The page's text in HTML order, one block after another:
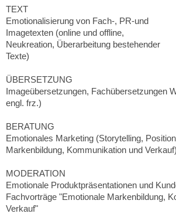
TEXT
Emotionalisierung von Fach-, PR-und
Imagetexten (online und offline,
Neukreation, Überarbeitung bestehender
Texte)
ÜBERSETZUNG
Imageübersetzungen, Fachübersetzungen
engl. frz.)
BERATUNG
Emotionales Marketing (Storytelling,
Markenbildung, Kommunikation und Verkauf)
MODERATION
Emotionale Produktpräsentationen und
Fachvorträge "Emotionale Markenbildung,
Verkauf"